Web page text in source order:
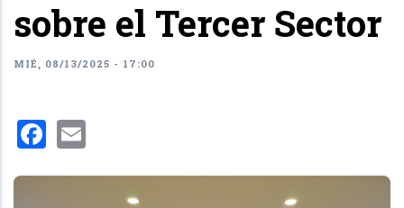
sobre el Tercer Sector
MIÉ, 08/13/2025 - 17:00
Facebook